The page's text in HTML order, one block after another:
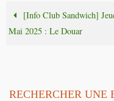
[Info Club Sandwich]
Mai 2025 : Le Douar
RECHERCHER UNE